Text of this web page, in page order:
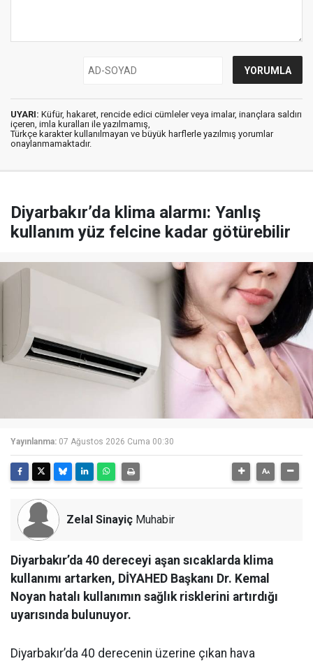
UYARI: Küfür, hakaret, rencide edici cümleler veya imalar, inançlara saldırı
içeren, imla kuralları ile yazılmamış,
Türkçe karakter kullanılmayan ve büyük harflerle yazılmış yorumlar
onaylanmamaktadır.
Diyarbakır’da klima alarmı: Yanlış
kullanım yüz felcine kadar götürebilir
Yayınlanma: 07 Ağustos 2026 Cuma 00:30
Zelal Sinayiç Muhabir
Diyarbakır’da 40 dereceyi aşan sıcaklarda klima
kullanımı artarken, DİYAHED Başkanı Dr. Kemal
Noyan hatalı kullanımın sağlık risklerini artırdığı
uyarısında bulunuyor.
Diyarbakır’da 40 derecenin üzerine çıkan hava